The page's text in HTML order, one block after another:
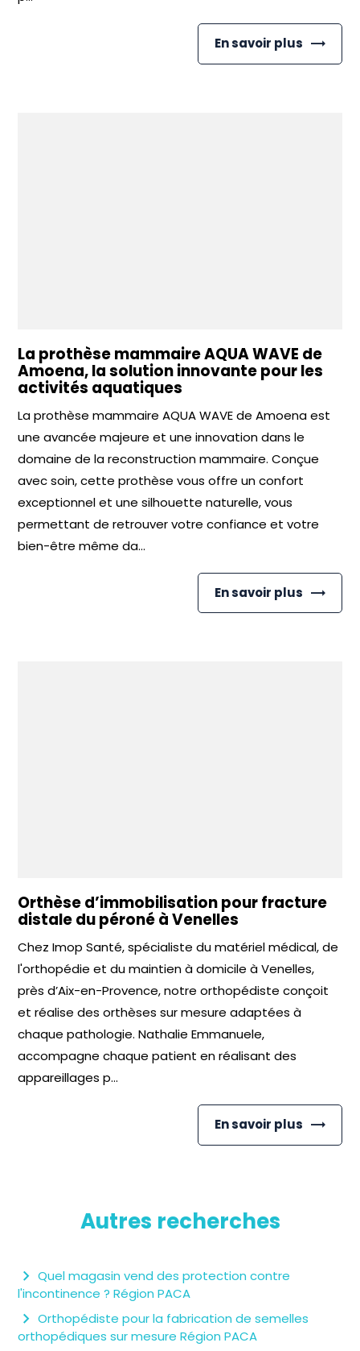
En savoir plus
La prothèse mammaire AQUA WAVE de
Amoena, la solution innovante pour les
activités aquatiques
La prothèse mammaire AQUA WAVE de Amoena est
une avancée majeure et une innovation dans le
domaine de la reconstruction mammaire. Conçue
avec soin, cette prothèse vous offre un confort
exceptionnel et une silhouette naturelle, vous
permettant de retrouver votre confiance et votre
bien-être même da...
En savoir plus
Orthèse d’immobilisation pour fracture
distale du péroné à Venelles
Chez Imop Santé, spécialiste du matériel médical, de
l'orthopédie et du maintien à domicile à Venelles,
près d’Aix-en-Provence, notre orthopédiste conçoit
et réalise des orthèses sur mesure adaptées à
chaque pathologie. Nathalie Emmanuele,
accompagne chaque patient en réalisant des
appareillages p...
En savoir plus
Autres recherches
Quel magasin vend des protection contre
l'incontinence ? Région PACA
Orthopédiste pour la fabrication de semelles
orthopédiques sur mesure Région PACA